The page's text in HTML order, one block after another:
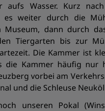
Wasser. Kurz
weiter durch die
dann durch
Tiergarten bis zur
Die Kammer ist
die Kammer häufig
vorbei am
und die Schleuse
unseren Pokal